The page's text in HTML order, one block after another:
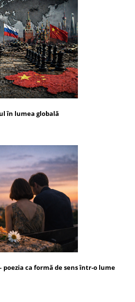
în lumea globală
poezia ca formă de sens într-o lume